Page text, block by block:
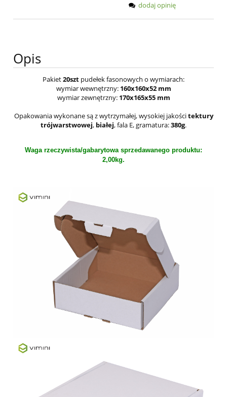
dodaj opinię
Opis
Pakiet20szt pudełek fasonowych o wymiarach:
wymiar wewnętrzny: 160x160x52 mm
wymiar zewnętrzny: 170x165x55 mm
Opakowania wykonane są z wytrzymałej, wysokiej jakościtektury
trójwarstwowej, białej, fala E, gramatura:380g.
Waga rzeczywista/gabarytowa sprzedawanego produktu:
2,00kg.